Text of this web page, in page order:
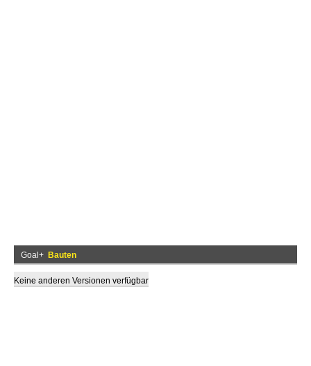
Goal+ Bauten
Keine anderen Versionen verfügbar